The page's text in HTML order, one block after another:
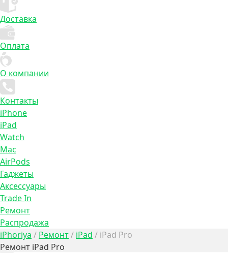
Доставка
Оплата
О компании
Контакты
iPhone
iPad
Watch
Mac
AirPods
Гаджеты
Аксессуары
Trade In
Ремонт
Распродажа
iPhoriya / Ремонт/ iPad / iPad Pro
Ремонт iPad Pro